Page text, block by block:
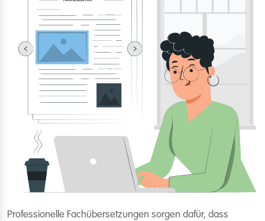
Professionelle Fachübersetzungen sorgen dafür, dass